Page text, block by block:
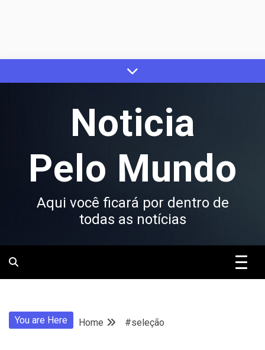
to
Noticia
Pelo Mundo
Aqui você ficará por dentro de
todas as notícias
You are Here Home #seleção